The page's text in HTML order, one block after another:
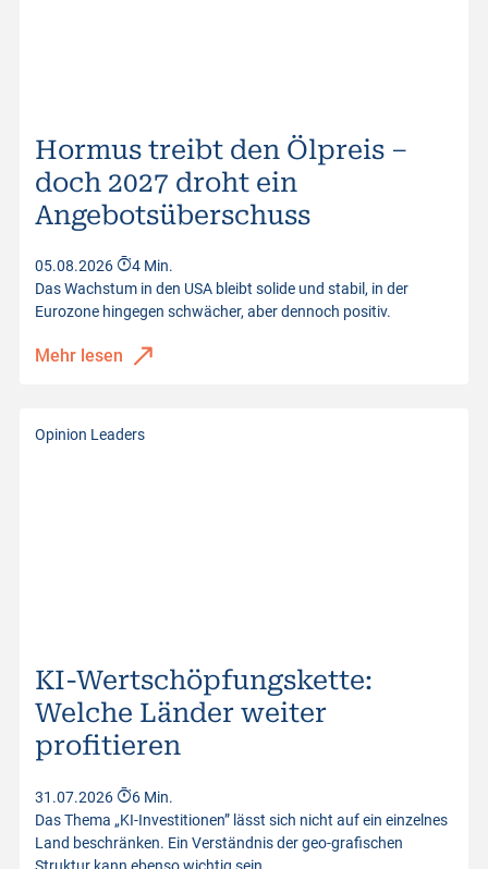
Hormus treibt den Ölpreis –
doch 2027 droht ein
Angebotsüberschuss
05.08.2026
4 Min.
Das Wachstum in den USA bleibt solide und stabil, in der
Eurozone hingegen schwächer, aber dennoch positiv.
Mehr lesen
Opinion Leaders
KI-Wertschöpfungskette:
Welche Länder weiter
profitieren
31.07.2026
6 Min.
Das Thema „KI-Investitionen” lässt sich nicht auf ein einzelnes
Land beschränken. Ein Verständnis der geo-grafischen
Struktur kann ebenso wichtig sein…